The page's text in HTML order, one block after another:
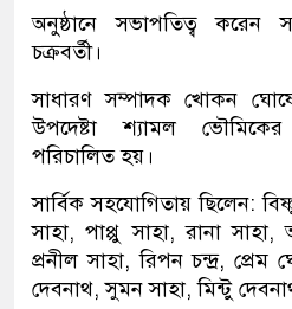
অনুষ্ঠানে সভাপতিত্ব করেন
চক্রবর্তী।
সাধারণ সম্পাদক খোকন
উপদেষ্টা শ্যামল ভৌমিকের
পরিচালিত হয়।
সার্বিক সহযোগিতায় ছিলেন:
সাহা, পাপ্পু সাহা, রানা
প্রনীল সাহা, রিপন চন্দ্র,
দেবনাথ, সুমন সাহা, মিন্টু